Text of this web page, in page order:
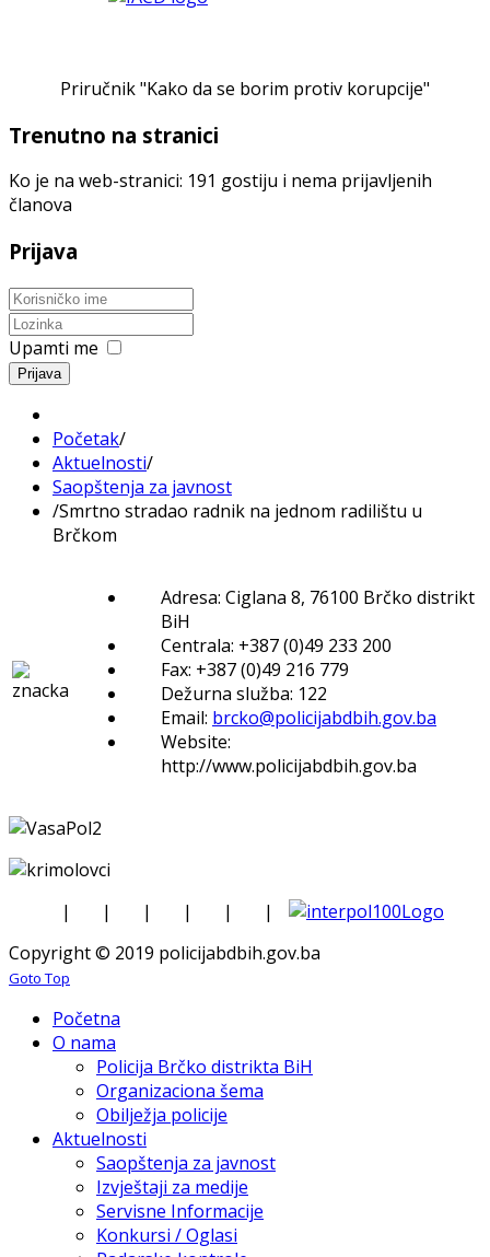
Priručnik "Kako da se borim protiv korupcije"
Trenutno na stranici
Ko je na web-stranici: 191 gostiju i nema prijavljenih
članova
Prijava
Upamti me
Prijava
Početak/
Aktuelnosti/
Saopštenja za javnost
/Smrtno stradao radnik na jednom radilištu u
Brčkom
Adresa: Ciglana 8, 76100 Brčko distrikt
BiH
Centrala: +387 (0)49 233 200
Fax: +387 (0)49 216 779
Dežurna služba: 122
Email: brcko@policijabdbih.gov.ba
Website:
http://www.policijabdbih.gov.ba
| | | | |
|
Copyright © 2019 policijabdbih.gov.ba
Goto Top
Početna
O nama
Policija Brčko distrikta BiH
Organizaciona šema
Obilježja policije
Aktuelnosti
Saopštenja za javnost
Izvještaji za medije
Servisne Informacije
Konkursi / Oglasi